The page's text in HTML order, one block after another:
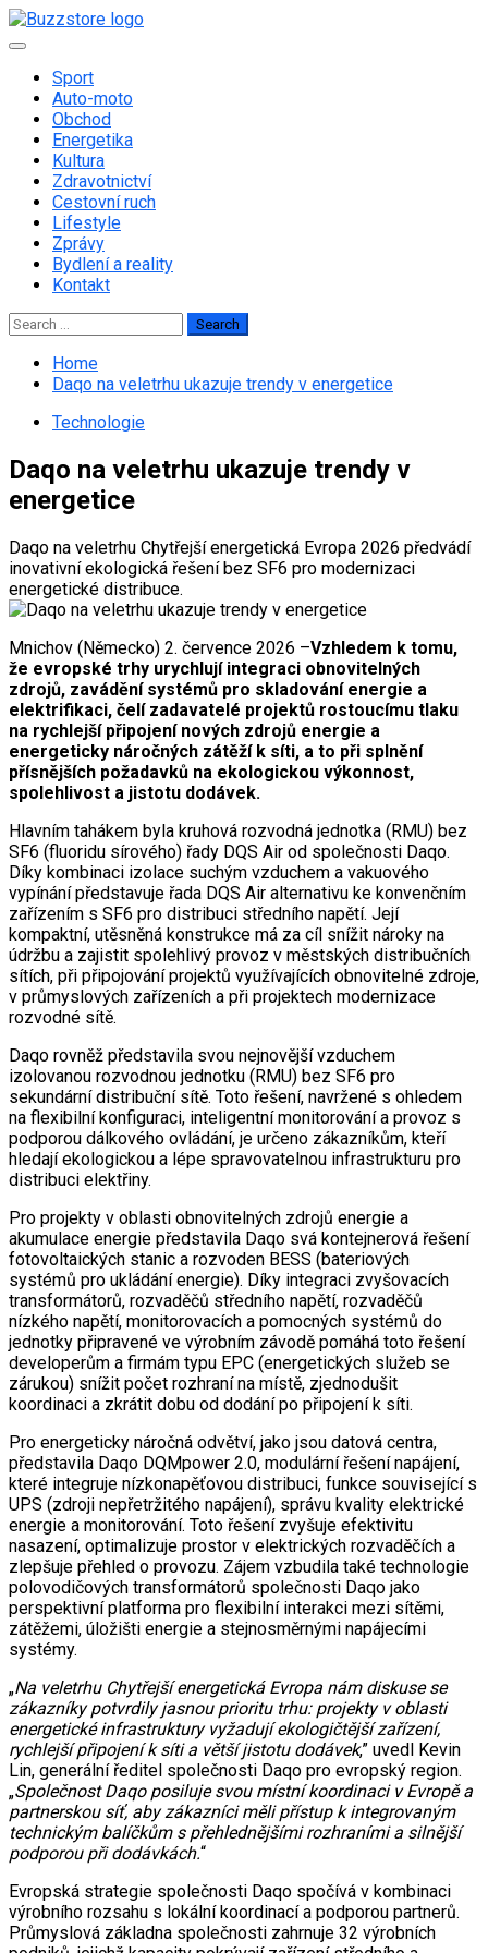
Skip
to
Primary
Sport
Auto-moto
Obchod
Energetika
Kultura
Zdravotnictví
Cestovní ruch
Lifestyle
Zprávy
Bydlení a reality
Kontakt
Search
for:
Home
Daqo na veletrhu ukazuje trendy v energetice
Technologie
Daqo na veletrhu ukazuje trendy v
energetice
Daqo na veletrhu Chytřejší energetická Evropa 2026 předvádí
inovativní ekologická řešení bez SF6 pro modernizaci
energetické distribuce.
Mnichov (Německo) 2. července 2026 –Vzhledem k tomu,
že evropské trhy urychlují integraci obnovitelných
zdrojů, zavádění systémů pro skladování energie a
elektrifikaci, čelí zadavatelé projektů rostoucímu tlaku
na rychlejší připojení nových zdrojů energie a
energeticky náročných zátěží k síti, a to při splnění
přísnějších požadavků na ekologickou výkonnost,
spolehlivost a jistotu dodávek.
Hlavním tahákem byla kruhová rozvodná jednotka (RMU) bez
SF6 (fluoridu sírového) řady DQS Air od společnosti Daqo.
Díky kombinaci izolace suchým vzduchem a vakuového
vypínání představuje řada DQS Air alternativu ke konvenčním
zařízením s SF6 pro distribuci středního napětí. Její
kompaktní, utěsněná konstrukce má za cíl snížit nároky na
údržbu a zajistit spolehlivý provoz v městských distribučních
sítích, při připojování projektů využívajících obnovitelné zdroje,
v průmyslových zařízeních a při projektech modernizace
rozvodné sítě.
Daqo rovněž představila svou nejnovější vzduchem
izolovanou rozvodnou jednotku (RMU) bez SF6 pro
sekundární distribuční sítě. Toto řešení, navržené s ohledem
na flexibilní konfiguraci, inteligentní monitorování a provoz s
podporou dálkového ovládání, je určeno zákazníkům, kteří
hledají ekologickou a lépe spravovatelnou infrastrukturu pro
distribuci elektřiny.
Pro projekty v oblasti obnovitelných zdrojů energie a
akumulace energie představila Daqo svá kontejnerová řešení
fotovoltaických stanic a rozvoden BESS (bateriových
systémů pro ukládání energie). Díky integraci zvyšovacích
transformátorů, rozvaděčů středního napětí, rozvaděčů
nízkého napětí, monitorovacích a pomocných systémů do
jednotky připravené ve výrobním závodě pomáhá toto řešení
developerům a firmám typu EPC (energetických služeb se
zárukou) snížit počet rozhraní na místě, zjednodušit
koordinaci a zkrátit dobu od dodání po připojení k síti.
Pro energeticky náročná odvětví, jako jsou datová centra,
představila Daqo DQMpower 2.0, modulární řešení napájení,
které integruje nízkonapěťovou distribuci, funkce související s
UPS (zdroji nepřetržitého napájení), správu kvality elektrické
energie a monitorování. Toto řešení zvyšuje efektivitu
nasazení, optimalizuje prostor v elektrických rozvaděčích a
zlepšuje přehled o provozu. Zájem vzbudila také technologie
polovodičových transformátorů společnosti Daqo jako
perspektivní platforma pro flexibilní interakci mezi sítěmi,
zátěžemi, úložišti energie a stejnosměrnými napájecími
systémy.
„Na veletrhu Chytřejší energetická Evropa nám diskuse se
zákazníky potvrdily jasnou prioritu trhu: projekty v oblasti
energetické infrastruktury vyžadují ekologičtější zařízení,
rychlejší připojení k síti a větší jistotu dodávek,” uvedl Kevin
Lin, generální ředitel společnosti Daqo pro evropský region.
„Společnost Daqo posiluje svou místní koordinaci v Evropě a
partnerskou síť, aby zákazníci měli přístup k integrovaným
technickým balíčkům s přehlednějšími rozhraními a silnější
podporou při dodávkách.“
Evropská strategie společnosti Daqo spočívá v kombinaci
výrobního rozsahu s lokální koordinací a podporou partnerů.
Průmyslová základna společnosti zahrnuje 32 výrobních